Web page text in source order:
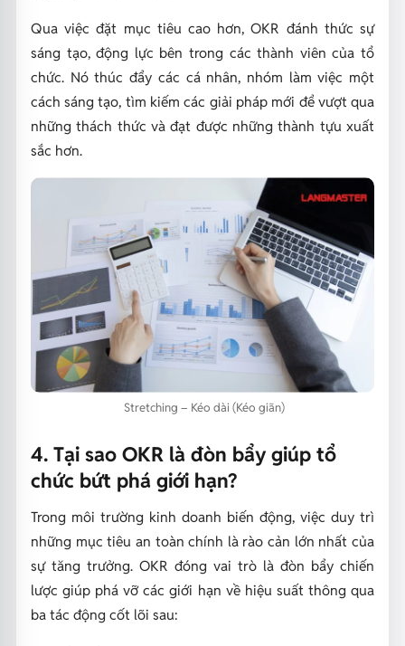
Qua việc đặt mục tiêu cao hơn, OKR đánh thức sự
sáng tạo, động lực bên trong các thành viên của tổ
chức. Nó thúc đẩy các cá nhân, nhóm làm việc một
cách sáng tạo, tìm kiếm các giải pháp mới để vượt qua
những thách thức và đạt được những thành tựu xuất
sắc hơn.
Stretching – Kéo dài (Kéo giãn)
4. Tại sao OKR là đòn bẩy giúp tổ
chức bứt phá giới hạn?
Trong môi trường kinh doanh biến động, việc duy trì
những mục tiêu an toàn chính là rào cản lớn nhất của
sự tăng trưởng. OKR đóng vai trò là đòn bẩy chiến
lược giúp phá vỡ các giới hạn về hiệu suất thông qua
ba tác động cốt lõi sau: